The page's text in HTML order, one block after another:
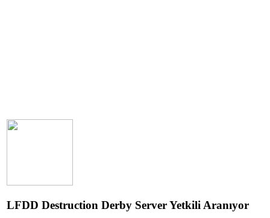
LFDD Destruction Derby Server Yetkili Aranıyor